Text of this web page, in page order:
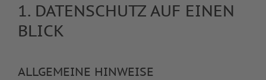
1. DATENSCHUTZ AUF EINEN
BLICK
ALLGEMEINE HINWEISE